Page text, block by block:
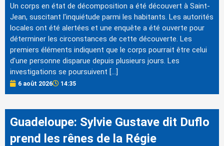
Un corps en état de décomposition a été découvert à Saint-
Jean, suscitant l'inquiétude parmi les habitants. Les autorités
locales ont été alertées et une enquête a été ouverte pour
déterminer les circonstances de cette découverte. Les
premiers éléments indiquent que le corps pourrait être celui
d'une personne disparue depuis plusieurs jours. Les
investigations se poursuivent […]
6 août 2026 14:35
Guadeloupe: Sylvie Gustave dit Duflo
prend les rênes de la Régie